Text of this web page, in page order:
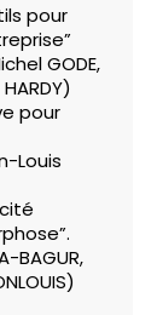
pour
GODE,
pour
Louis